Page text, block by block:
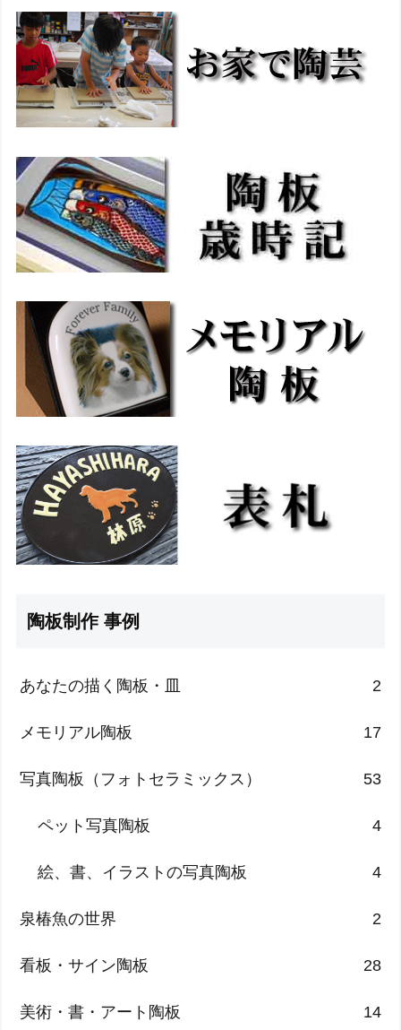
陶板制作 事例
あなたの描く陶板・皿 2
メモリアル陶板 17
写真陶板（フォトセラミックス） 53
ペット写真陶板 4
絵、書、イラストの写真陶板 4
泉椿魚の世界 2
看板・サイン陶板 28
美術・書・アート陶板 14